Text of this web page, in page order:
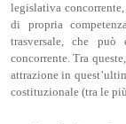
legislativa
di propria
trasversale, che può
concorrente. Tra
attrazione in
costituzionale (tra le